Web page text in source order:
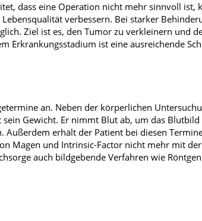
dass eine Operation nicht mehr sinnvoll ist,
verbessern. Bei starker
Ziel ist es, den Tumor zu verkleinern und
Erkrankungsstadium ist eine ausreichende
an. Neben der körperlichen
Gewicht. Er nimmt Blut ab, um das
Außerdem erhält der Patient bei diesen
Magen und Intrinsic-Factor nicht mehr mit
auch bildgebende Verfahren wie